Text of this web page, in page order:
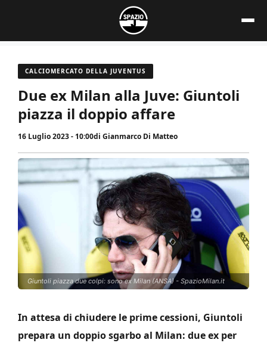
contenuto
CALCIOMERCATO DELLA JUVENTUS
Due ex Milan alla Juve: Giuntoli
piazza il doppio affare
16 Luglio 2023 - 10:00di Gianmarco Di Matteo
Giuntoli piazza due colpi: sono ex Milan (ANSA) - SpazioMilan.it
In attesa di chiudere le prime cessioni, Giuntoli
prepara un doppio sgarbo al Milan: due ex per